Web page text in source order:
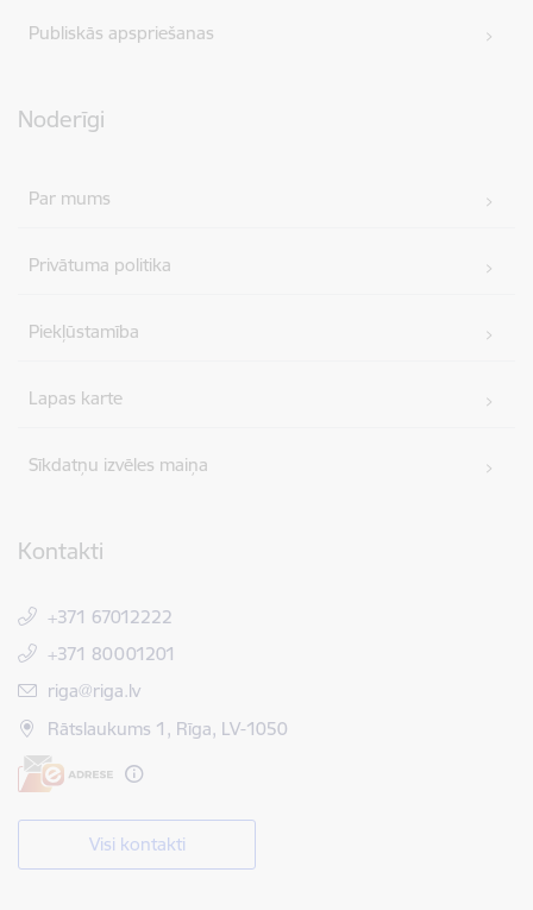
Publiskās apspriešanas
Noderīgi
Par mums
Privātuma politika
Piekļūstamība
Lapas karte
Sīkdatņu izvēles maiņa
Kontakti
+371 67012222
+371 80001201
E-pasts:
riga@riga.lv
Rātslaukums 1, Rīga, LV-1050
Visi kontakti